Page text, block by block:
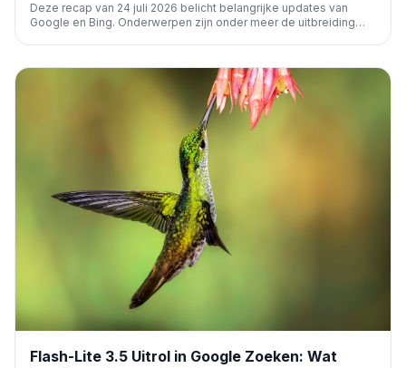
Deze recap van 24 juli 2026 belicht belangrijke updates van
Google en Bing. Onderwerpen zijn onder meer de uitbreiding
certificeringen. Ook is er aandacht voor de wekelijkse SEO
Flash-Lite 3.5 Uitrol in Google Zoeken: Wat